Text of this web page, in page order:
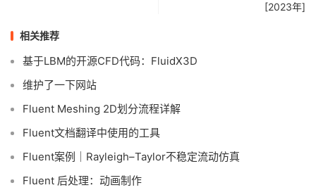
[2023年]
相关推荐
基于LBM的开源CFD代码：FluidX3D
维护了一下网站
Fluent Meshing 2D划分流程详解
Fluent文档翻译中使用的工具
Fluent案例｜Rayleigh–Taylor不稳定流动仿真
Fluent 后处理：动画制作